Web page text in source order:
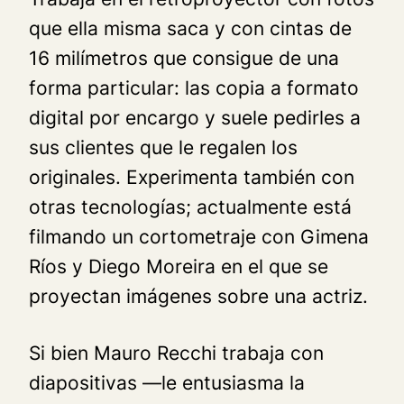
que ella misma saca y con cintas de
16 milímetros que consigue de una
forma particular: las copia a formato
digital por encargo y suele pedirles a
sus clientes que le regalen los
originales. Experimenta también con
otras tecnologías; actualmente está
filmando un cortometraje con Gimena
Ríos y Diego Moreira en el que se
proyectan imágenes sobre una actriz.
Si bien Mauro Recchi trabaja con
diapositivas —le entusiasma la